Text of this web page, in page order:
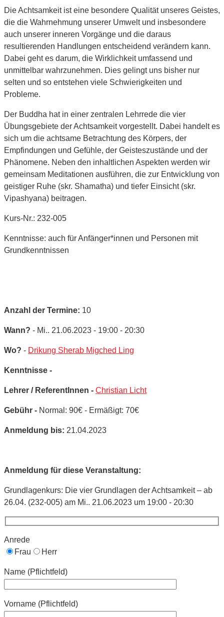
Die Achtsamkeit ist eine besondere Qualität unseres Geistes,
die die Wahrnehmung unserer Umwelt und insbesondere
auch unserer inneren Vorgänge und die daraus
resultierenden Handlungen entscheidend verändern kann.
Dabei geht es darum, die Wirklichkeit umfassend und
unmittelbar wahrzunehmen. Dies gelingt uns bisher nur
selten und so entstehen viele Schwierigkeiten und
Probleme.
Der Buddha hat in einer zentralen Lehrrede die vier
Übungsgebiete der Achtsamkeit vorgestellt. Dabei handelt es
sich um die achtsame Betrachtung des Körpers, der
Empfindungen und Gefühle, der Geisteszustände und der
Phänomene. Neben den inhaltlichen Aspekten werden wir
gemeinsam Meditationen ausführen, die zur Entwicklung von
geistiger Ruhe (skr. Shamatha) und tiefer Einsicht (skr.
Vipashyana) beitragen.
Kurs-Nr.: 232-005
Kenntnisse: auch für Anfänger*innen und Personen mit
Grundkenntnissen
Anzahl der Termine: 10
Wann? - Mi.. 21.06.2023 - 19:00 - 20:30
Wo? - Drikung Sherab Migched Ling
Kenntnisse -
Lehrer / ReferentInnen - Christian Licht
Gebühr - Normal: 90€ - Ermäßigt: 70€
Anmeldung bis: 21.04.2023
Anmeldung für diese Veranstaltung:
Grundlagenkurs: Die vier Grundlagen der Achtsamkeit – ab
26.04. (232-005) am Mi.. 21.06.2023 um 19:00 - 20:30
Anrede
Frau
Herr
Name (Pflichtfeld)
Vorname (Pflichtfeld)